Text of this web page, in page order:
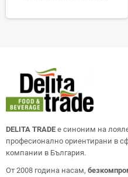
DELITA TRADE е синоним на
професионално ориентирани в
компании в България.
От 2008 година насам,